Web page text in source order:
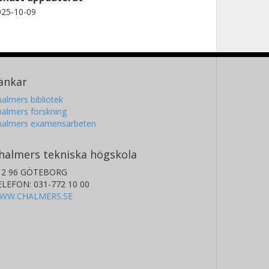
10-09
bibliotek
forskning
examensarbeten
tekniska högskola
96 GÖTEBORG
031-772 10 00